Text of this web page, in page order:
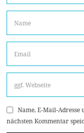
Name, E-Mail-
nächsten Kommentar